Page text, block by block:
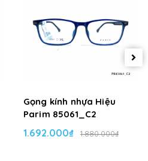
Gọng kính nhựa Hiệu
Parim 85061_C2
1.692.000₫ 1.880.000₫